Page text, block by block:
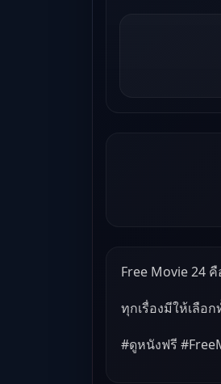
Free Movie 24
ทุกเรื่องมีให้เลือ
#ดูหนังฟรี